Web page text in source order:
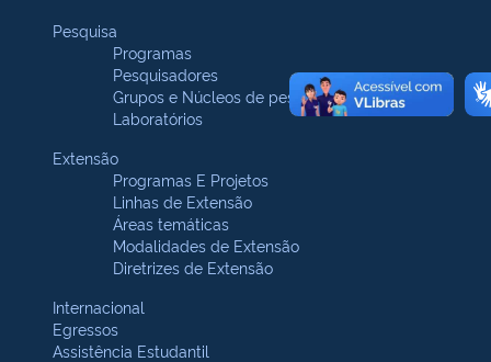
Pesquisa
Programas
Pesquisadores
Grupos e Núcleos de pesquisa
Laboratórios
Extensão
Programas E Projetos
Linhas de Extensão
Áreas temáticas
Modalidades de Extensão
Diretrizes de Extensão
Internacional
Egressos
Assistência Estudantil